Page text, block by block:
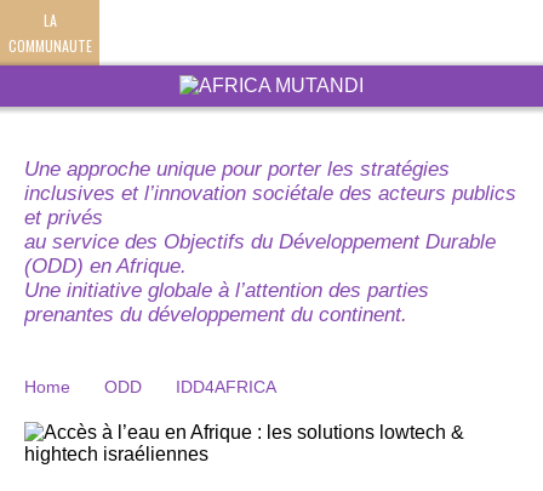
LA
COMMUNAUTE
Une approche unique pour porter les stratégies
inclusives et l’innovation sociétale des acteurs publics
et privés
au service des Objectifs du Développement Durable
(ODD) en Afrique.
Une initiative globale à l’attention des parties
prenantes du développement du continent.
Home ODD IDD4AFRICA